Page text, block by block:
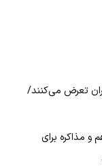
تعرض می‌کنند/
و مذاکره برای